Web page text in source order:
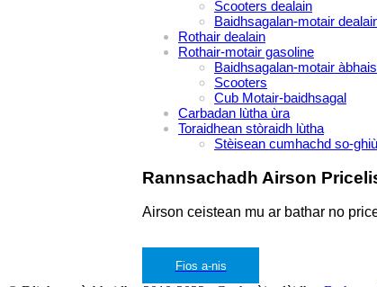
Scooters dealain
Baidhsagalan-motair
Rothair dealain
Rothair-motair gasoline
Baidhsagalan-motair
Scooters
Cub Motair-baidhsagal
Carbadan lùtha ùra
Toraidhean stòraidh lùtha
Stèisean cumhachd so-
Rannsachadh Airson
Airson ceistean mu ar bathar no
Fios a-nis